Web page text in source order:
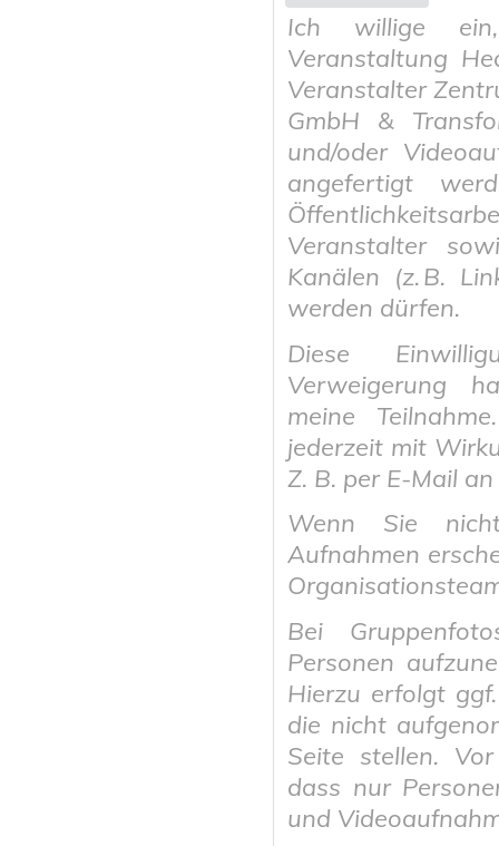
Ich willige
Veranstaltung
Veranstalter
GmbH &
und/oder
angefertigt
Veranstalter
Kanälen (z. B.
werden dürfen.
Diese
Verweigerung
meine
jederzeit mit
Z. B. per E-Mail
Wenn Sie
Aufnahmen
Bei
Personen
Hierzu erfolgt
die nicht
Seite stellen.
dass nur
und